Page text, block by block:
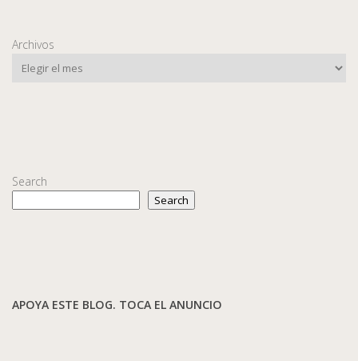
Archivos
Search
Search
APOYA ESTE BLOG. TOCA EL ANUNCIO